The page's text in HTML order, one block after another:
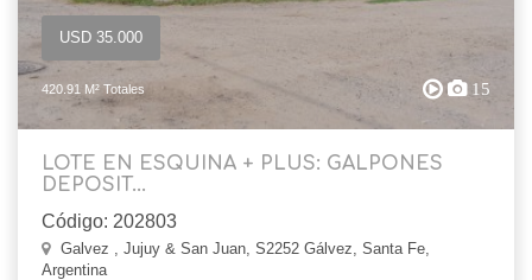
USD 35.000
420.91 M² Totales 15
LOTE EN ESQUINA + PLUS: GALPONES
DEPOSIT...
Código: 202803
Galvez , Jujuy & San Juan, S2252 Gálvez, Santa Fe,
Argentina